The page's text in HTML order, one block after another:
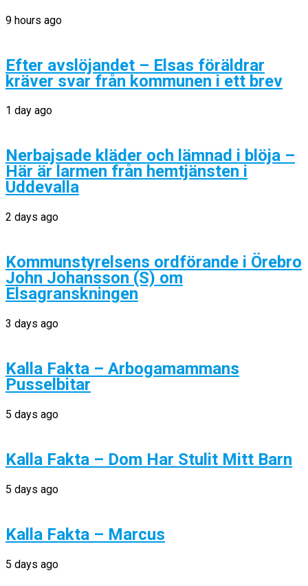
9 hours ago
Efter avslöjandet – Elsas föräldrar
kräver svar från kommunen i ett brev
1 day ago
Nerbajsade kläder och lämnad i blöja –
Här är larmen från hemtjänsten i
Uddevalla
2 days ago
Kommunstyrelsens ordförande i Örebro
John Johansson (S) om
Elsagranskningen
3 days ago
Kalla Fakta – Arbogamammans
Pusselbitar
5 days ago
Kalla Fakta – Dom Har Stulit Mitt Barn
5 days ago
Kalla Fakta – Marcus
5 days ago